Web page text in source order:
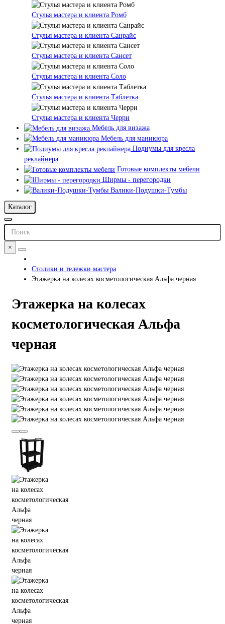
Стулья мастера и клиента Ромб
Стулья мастера и клиента Санрайс
Стулья мастера и клиента Сансет
Стулья мастера и клиента Соло
Стулья мастера и клиента Таблетка
Стулья мастера и клиента Черри
Мебель для визажа
Мебель для маникюра
Подиумы для кресла
реклайнера
Готовые комплекты мебели
Ширмы - перегородки
Валики-Подушки-Тумбы
Каталог
×
Столики и тележки мастера
Этажерка на колесах косметологическая Альфа черная
Этажерка на колесах
косметологическая Альфа
черная